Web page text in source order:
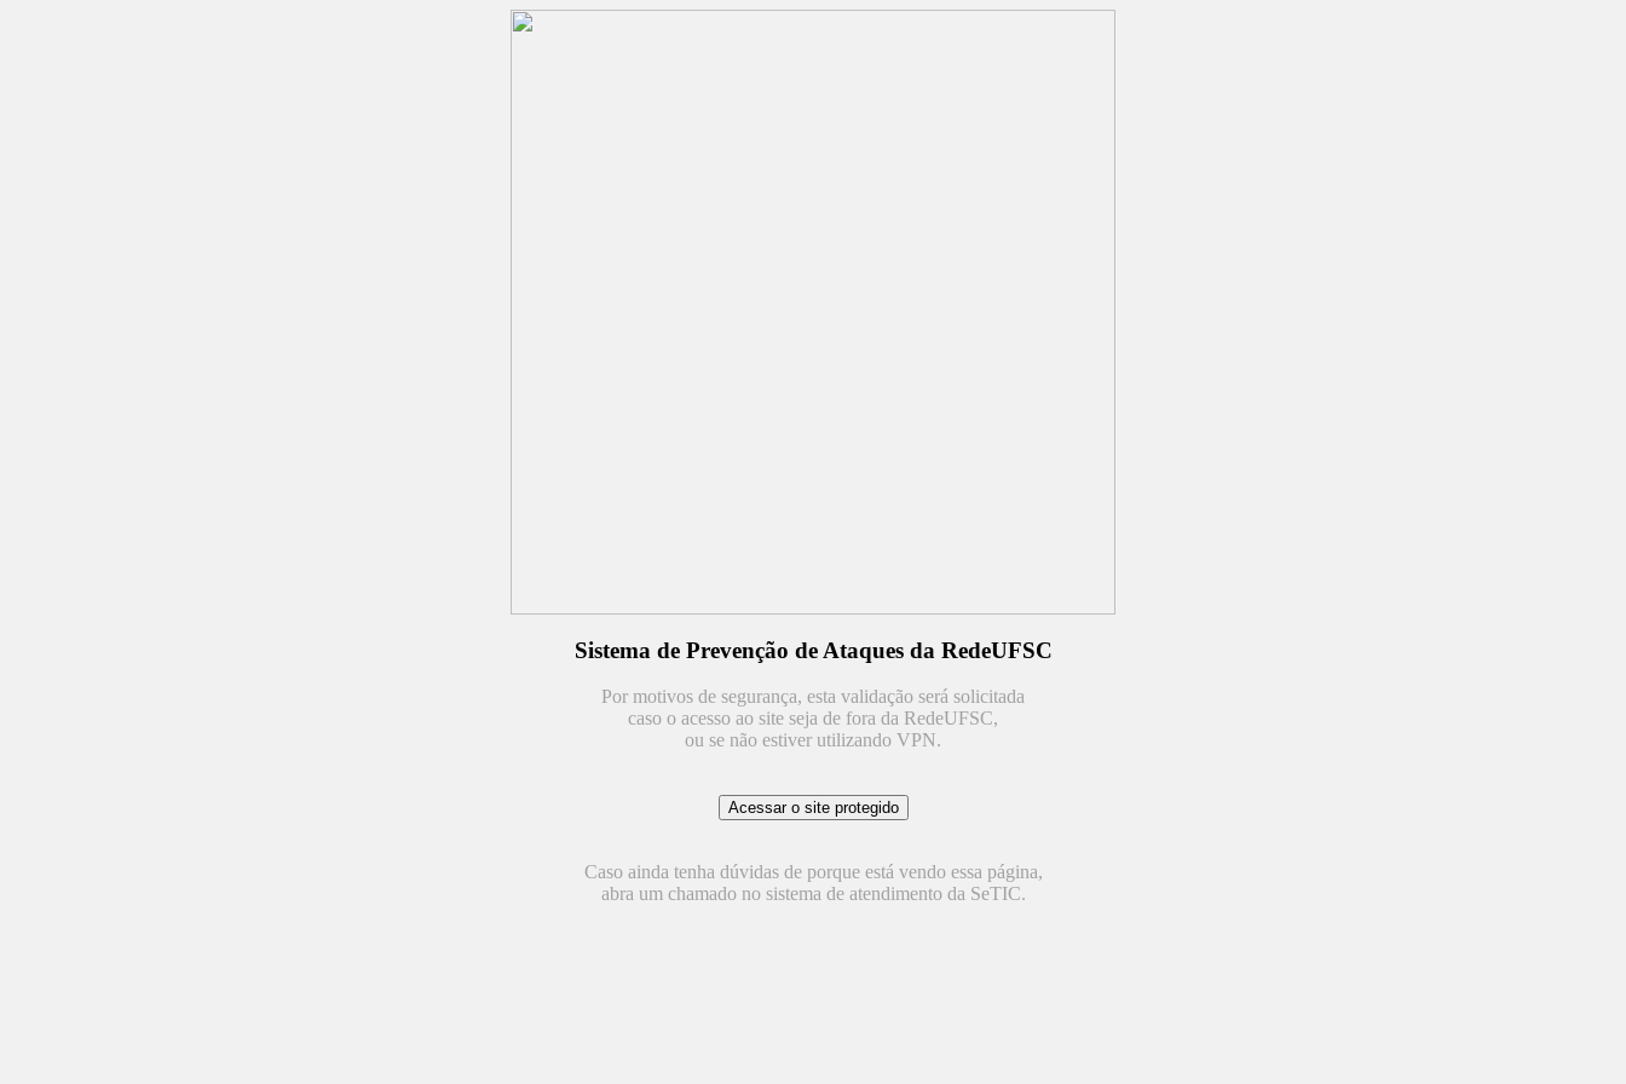
Sistema de Prevenção de Ataques da RedeUFSC
Por motivos de segurança, esta validação será solicitada
caso o acesso ao site seja de fora da RedeUFSC,
ou se não estiver utilizando VPN.
Caso ainda tenha dúvidas de porque está vendo essa página,
abra um chamado no sistema de atendimento da SeTIC.